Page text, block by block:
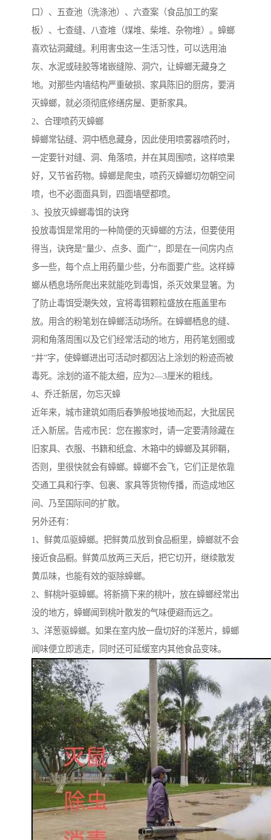
口）、五查池（洗涤池）、六查案（食品加工的案
板）、七查缝、八查堆（煤堆、柴堆、杂物堆）。蟑螂
喜欢钻洞藏缝。利用害虫这一生活习性，可以选用油
灰、水泥或硅胶等堵嵌缝隙、洞穴，让蟑螂无藏身之
地。对那些内墙结构严重破损、家具陈旧的厨房，要消
灭蟑螂，就必须彻底修缮房屋、更新家具。
2、合理喷药灭蟑螂
蟑螂常钻缝、洞中栖息藏身，因此使用喷雾器喷药时，
一定要针对缝、洞、角落喷，并在其周围喷，这样喷果
好，又节省药物。蟑螂是爬虫，喷药灭蟑螂切勿朝空间
喷，也不必面面具到，四面墙壁都喷。
3、投放灭蟑螂毒饵的诀窍
投放毒饵是常用的一种简便的灭蟑螂的方法，但要使用
得当，诀窍是“量少、点多、面广”，即是在一间房内点
多一些，每个点上用药量少些，分布面要广些。这样蟑
螂从栖息场所爬出来就能吃到毒饵，杀灭效果显箸。为
了防止毒饵受潮失效，宜将毒铒颗粒盛放在瓶盖里布
放。用含的粉笔划在蟑螂活动场所。在蟑螂栖息的缝、
洞和角落周围以及它们经常活动的地方，用药笔划圈或
“井”字，使蟑螂进出可活动时都因沾上涂划的粉迹而被
毒死。涂划的道不能太细，应为2—3厘米的粗线。
4、乔迁新居，勿忘灭蟑
近年来，城市建筑如雨后春笋般地拔地而起，大批居民
迁入新居。告戒市民：您在搬家时，请一定要清除藏在
旧家具、衣服、书籍和纸盒、木箱中的蟑螂及其卵鞘，
否则，里很快就会有蟑螂。蟑螂不会飞，它们正是依靠
交通工具和行李、包裹、家具等货物传播，而造成地区
间、乃至国际间的扩散。
另外还有：
1、鲜黄瓜驱蟑螂。把鲜黄瓜放到食品橱里，蟑螂就不会
接近食品橱。鲜黄瓜放两三天后，把它切开，继续散发
黄瓜味，也能有效的驱除蟑螂。
2、鲜桃叶驱蟑螂。将新摘下来的桃叶，放在蟑螂经常出
没的地方，蟑螂闻到桃叶散发的气味便避而远之。
3、洋葱驱蟑螂。如果在室内放一盘切好的洋葱片，蟑螂
闻味便立即逃走，同时还可延缓室内其他食品变味。